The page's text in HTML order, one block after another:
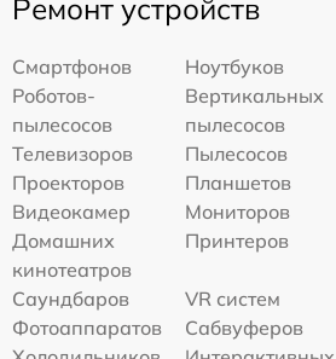
Ремонт устройств
Смартфонов
Ноутбуков
Роботов-
пылесосов
Вертикальных
пылесосов
Телевизоров
Пылесосов
Проекторов
Планшетов
Видеокамер
Мониторов
Домашних
кинотеатров
Принтеров
Саундбаров
VR систем
Фотоаппаратов
Сабвуферов